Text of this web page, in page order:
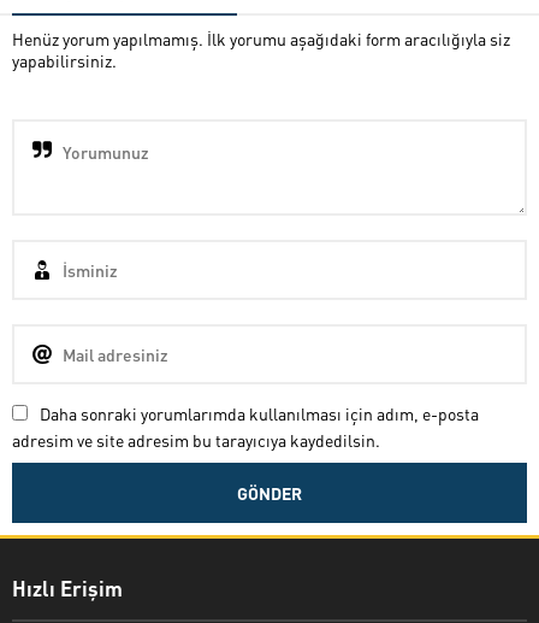
Henüz yorum yapılmamış. İlk yorumu aşağıdaki form aracılığıyla siz
yapabilirsiniz.
Daha sonraki yorumlarımda kullanılması için adım, e-posta
adresim ve site adresim bu tarayıcıya kaydedilsin.
Hızlı Erişim